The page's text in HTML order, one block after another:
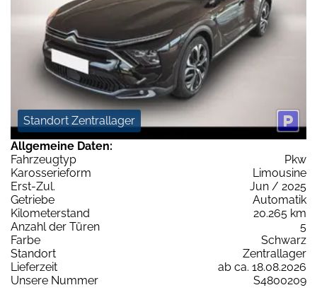
Standort Zentrallager
Allgemeine Daten:
Fahrzeugtyp
Pkw
Karosserieform
Limousine
Erst-Zul.
Jun / 2025
Getriebe
Automatik
Kilometerstand
20.265 km
Anzahl der Türen
5
Farbe
Schwarz
Standort
Zentrallager
Lieferzeit
ab ca. 18.08.2026
Unsere Nummer
S4800209